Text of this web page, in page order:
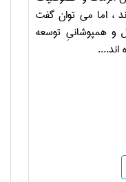
، اما می توان گفت
و همپوشانیِ توسعه
اند....